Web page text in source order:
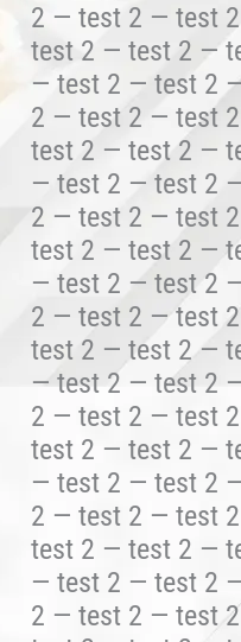
2 — test 2 — test
test 2 — test 2 —
— test 2 — test 2
2 — test 2 — test
test 2 — test 2 —
— test 2 — test 2
2 — test 2 — test
test 2 — test 2 —
— test 2 — test 2
2 — test 2 — test
test 2 — test 2 —
— test 2 — test 2
2 — test 2 — test
test 2 — test 2 —
— test 2 — test 2
2 — test 2 — test
test 2 — test 2 —
— test 2 — test 2
2 — test 2 — test